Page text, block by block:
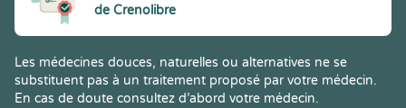
de Crenolibre
Les médecines douces, naturelles ou alternatives ne se
substituent pas à un traitement proposé par votre médecin.
En cas de doute consultez d’abord votre médecin.